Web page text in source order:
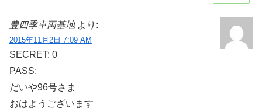
豊四季車両基地 より:
2015年11月2日 7:09 AM
SECRET: 0
PASS:
だいや96号さま
おはようございます